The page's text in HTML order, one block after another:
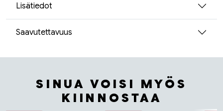
Lisätiedot
Saavutettavuus
SINUA VOISI MYÖS
KIINNOSTAA